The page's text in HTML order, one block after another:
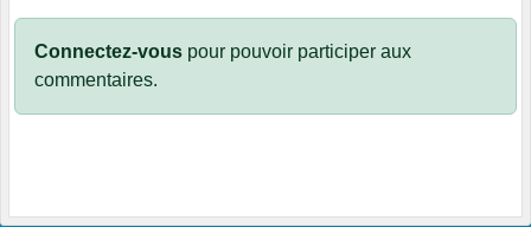
Connectez-vous pour pouvoir participer aux
commentaires.